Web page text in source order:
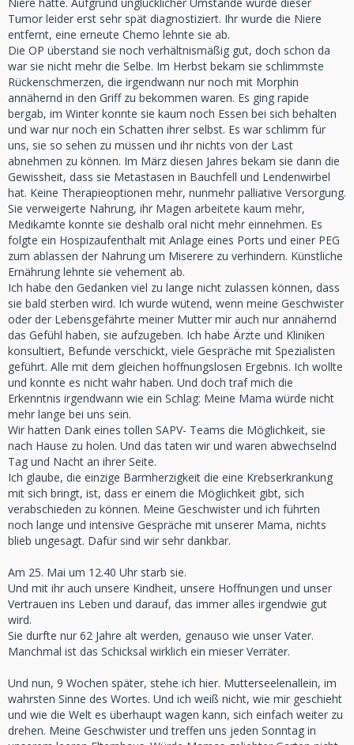
Tumor leider erst sehr spät diagnostiziert. Ihr wurde die Niere
entfernt, eine erneute Chemo lehnte sie ab.
Die OP überstand sie noch verhältnismäßig gut, doch schon da
war sie nicht mehr die Selbe. Im Herbst bekam sie schlimmste
Rückenschmerzen, die irgendwann nur noch mit Morphin
annähernd in den Griff zu bekommen waren. Es ging rapide
bergab, im Winter konnte sie kaum noch Essen bei sich behalten
und war nur noch ein Schatten ihrer selbst. Es war schlimm für
uns, sie so sehen zu müssen und ihr nichts von der Last
abnehmen zu können. Im März diesen Jahres bekam sie dann die
Gewissheit, dass sie Metastasen in Bauchfell und Lendenwirbel
hat. Keine Therapieoptionen mehr, nunmehr palliative Versorgung.
Sie verweigerte Nahrung, ihr Magen arbeitete kaum mehr,
Medikamte konnte sie deshalb oral nicht mehr einnehmen. Es
folgte ein Hospizaufenthalt mit Anlage eines Ports und einer PEG
zum ablassen der Nahrung um Miserere zu verhindern. Künstliche
Ernährung lehnte sie vehement ab.
Ich habe den Gedanken viel zu lange nicht zulassen können, dass
sie bald sterben wird. Ich wurde wütend, wenn meine Geschwister
oder der Lebensgefährte meiner Mutter mir auch nur annähernd
das Gefühl haben, sie aufzugeben. Ich habe Ärzte und Kliniken
konsultiert, Befunde verschickt, viele Gespräche mit Spezialisten
geführt. Alle mit dem gleichen hoffnungslosen Ergebnis. Ich wollte
und konnte es nicht wahr haben. Und doch traf mich die
Erkenntnis irgendwann wie ein Schlag: Meine Mama würde nicht
mehr lange bei uns sein.
Wir hatten Dank eines tollen SAPV- Teams die Möglichkeit, sie
nach Hause zu holen. Und das taten wir und waren abwechselnd
Tag und Nacht an ihrer Seite.
Ich glaube, die einzige Barmherzigkeit die eine Krebserkrankung
mit sich bringt, ist, dass er einem die Möglichkeit gibt, sich
verabschieden zu können. Meine Geschwister und ich führten
noch lange und intensive Gespräche mit unserer Mama, nichts
blieb ungesagt. Dafür sind wir sehr dankbar.
Am 25. Mai um 12.40 Uhr starb sie.
Und mit ihr auch unsere Kindheit, unsere Hoffnungen und unser
Vertrauen ins Leben und darauf, das immer alles irgendwie gut
wird.
Sie durfte nur 62 Jahre alt werden, genauso wie unser Vater.
Manchmal ist das Schicksal wirklich ein mieser Verräter.
Und nun, 9 Wochen später, stehe ich hier. Mutterseelenallein, im
wahrsten Sinne des Wortes. Und ich weiß nicht, wie mir geschieht
und wie die Welt es überhaupt wagen kann, sich einfach weiter zu
drehen. Meine Geschwister und treffen uns jeden Sonntag in